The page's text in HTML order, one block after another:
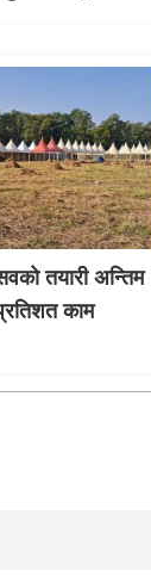
तयारी अन्तिम
काम